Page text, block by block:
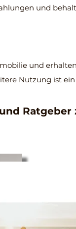
und
und
Nutzung ist